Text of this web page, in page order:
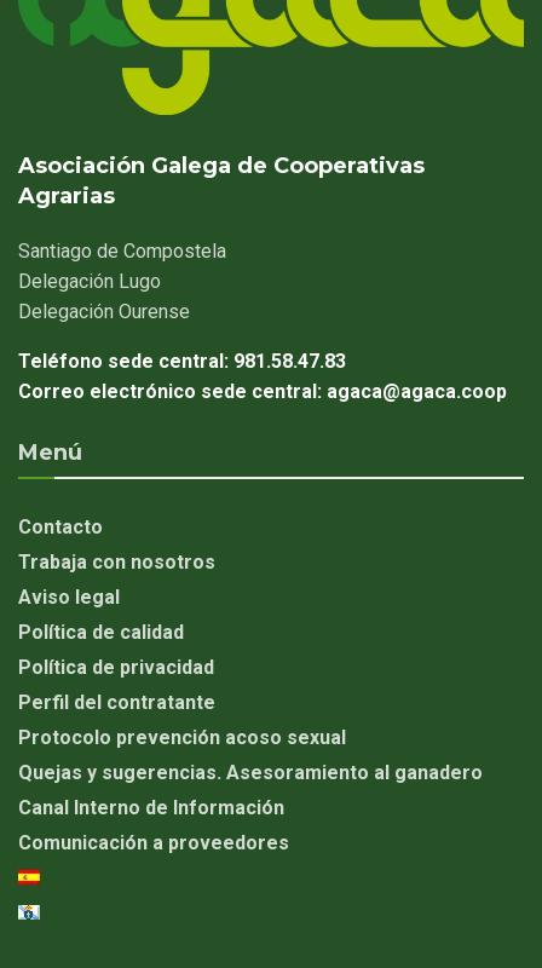
Asociación Galega de Cooperativas
Agrarias
Santiago de Compostela
Delegación Lugo
Delegación Ourense
Teléfono sede central: 981.58.47.83
Correo electrónico sede central: agaca@agaca.coop
Menú
Contacto
Trabaja con nosotros
Aviso legal
Política de calidad
Política de privacidad
Perfil del contratante
Protocolo prevención acoso sexual
Quejas y sugerencias. Asesoramiento al ganadero
Canal Interno de Información
Comunicación a proveedores